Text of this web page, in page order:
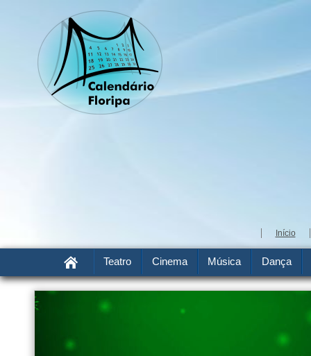
Início
Teatro Cinema Música Dança